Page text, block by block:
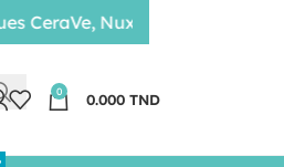
0 0.000 TND
Nuxe, Bioderma •